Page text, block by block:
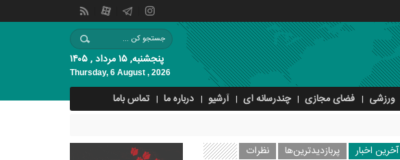
پنجشنبه, ۱۵ مرداد , ۱۴۰۵
Thursday, 6 August , 2026
ورزشی فضای مجازی چندرسانه ای آرشیو درباره ما تماس باما
آخرین اخبار پربازدیدترین‌ها نظرات